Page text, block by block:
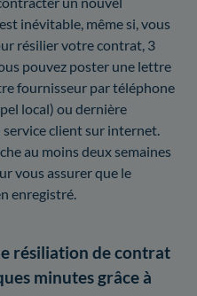
inévitable, même si, vous
résilier votre contrat, 3
pouvez poster une lettre
fournisseur par téléphone
local) ou dernière
client sur internet.
au moins deux semaines
vous assurer que le
enregistré.
résiliation de contrat
minutes grâce à